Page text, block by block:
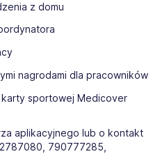
z domu
nagrodami dla pracowników
sportowej Medicover
aplikacyjnego lub o kontakt
790777285,